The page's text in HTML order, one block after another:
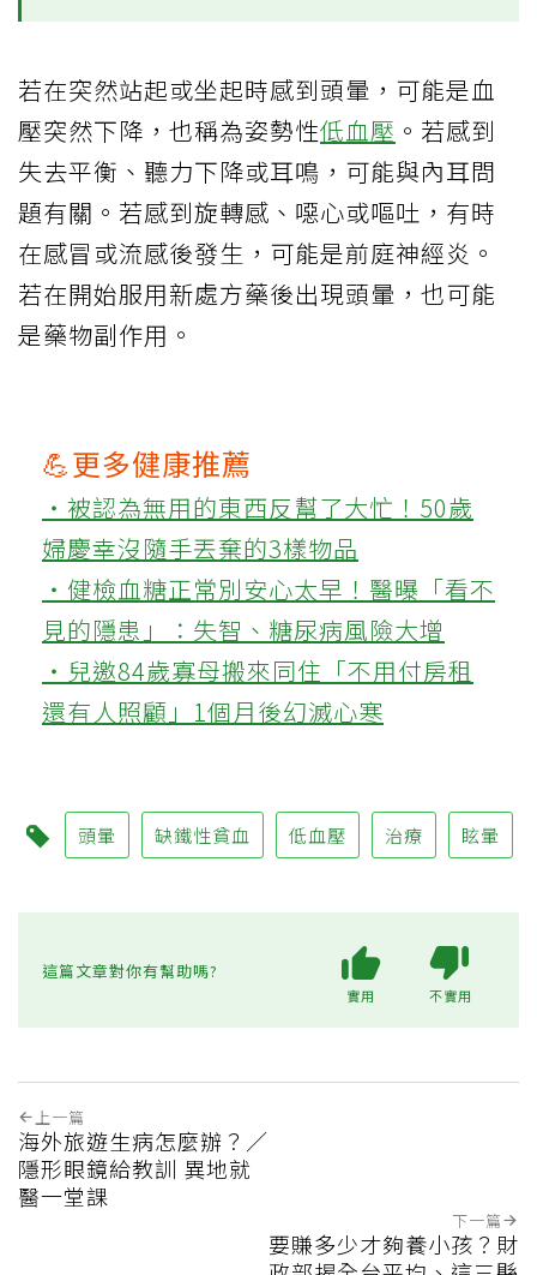
若在突然站起或坐起時感到頭暈，可能是血
壓突然下降，也稱為姿勢性低血壓 。若感到
失去平衡、聽力下降或耳鳴，可能與內耳問
題有關。若感到旋轉感、噁心或嘔吐，有時
在感冒或流感後發生，可能是前庭神經炎。
若在開始服用新處方藥後出現頭暈，也可能
是藥物副作用。
💪更多健康推薦
‧被認為無用的東西反幫了大忙！50歲
婦慶幸沒隨手丟棄的3樣物品
‧健檢血糖正常別安心太早！醫曝「看不
見的隱患」：失智、糖尿病風險大增
‧兒邀84歲寡母搬來同住「不用付房租
還有人照顧」1個月後幻滅心寒
頭暈 缺鐵性貧血 低血壓 治療 眩暈
這篇文章對你有幫助嗎?
實用 不實用
上一篇
海外旅遊生病怎麼辦？／
隱形眼鏡給教訓 異地就
醫一堂課
下一篇
要賺多少才夠養小孩？財